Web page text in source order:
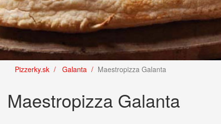
Pizzerky.sk Galanta Maestropizza Galanta
Maestropizza Galanta